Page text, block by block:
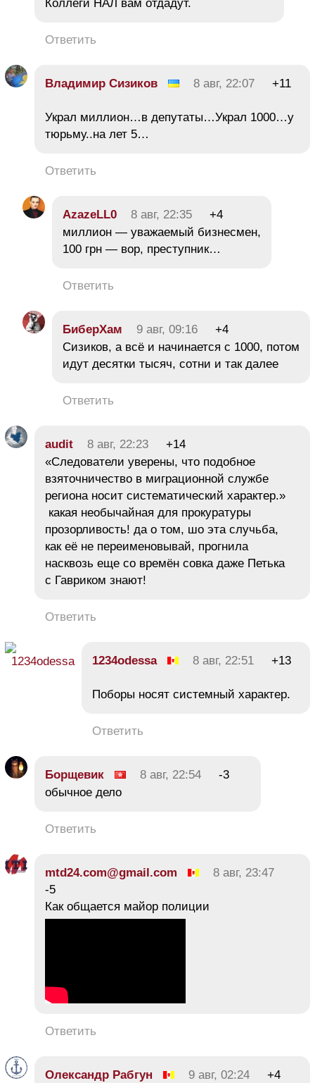
Коллеги НАЛ вам отдадут.
Ответить
Владимир Сизиков 8 авг, 22:07 +11
Украл миллион…в депутаты…Украл 1000…у
тюрьму..на лет 5…
Ответить
AzazeLL0 8 авг, 22:35
+4
миллион — уважаемый бизнесмен,
100 грн — вор, преступник…
Ответить
БиберХам 9 авг, 09:16
+4
Сизиков, а всё и начинается с 1000, потом
идут десятки тысяч, сотни и так далее
Ответить
audit 8 авг, 22:23
+14
«Следователи уверены, что подобное
взяточничество в миграционной службе
региона носит систематический характер.»
какая необычайная для прокуратуры
прозорливость! да о том, шо эта случьба,
как её не переименовывай, прогнила
насквозь еще со времён совка даже Петька
с Гавриком знают!
Ответить
1234odessa 8 авг, 22:51 +13
Поборы носят системный характер.
Ответить
Борщевик 8 авг, 22:54
-3
обычное дело
Ответить
mtd24.com@gmail.com
8 авг, 23:47
-5
Как общается майор полиции
Ответить
Олександр Рабгун 9 авг, 02:24 +4